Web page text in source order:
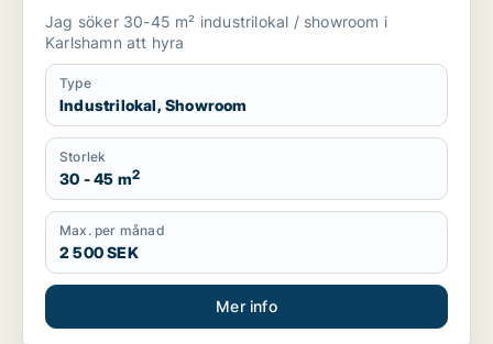
Jag söker 30-45 m² industrilokal / showroom i
Karlshamn att hyra
Type
Industrilokal, Showroom
Storlek
30 - 45 m2
Max. per månad
2 500 SEK
Mer info